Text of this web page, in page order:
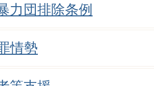
力団排除条例
情勢